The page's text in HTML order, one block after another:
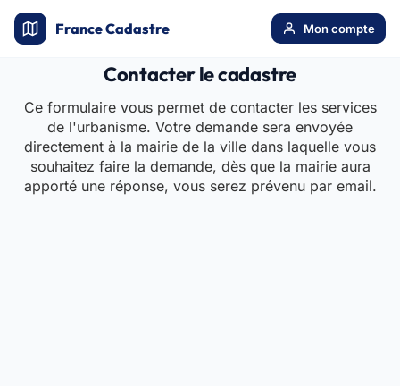
France Cadastre Mon compte
Contacter le cadastre
Ce formulaire vous permet de contacter les services
de l'urbanisme. Votre demande sera envoyée
directement à la mairie de la ville dans laquelle vous
souhaitez faire la demande, dès que la mairie aura
apporté une réponse, vous serez prévenu par email.